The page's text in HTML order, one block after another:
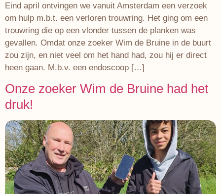
Eind april ontvingen we vanuit Amsterdam een verzoek
om hulp m.b.t. een verloren trouwring. Het ging om een
trouwring die op een vlonder tussen de planken was
gevallen. Omdat onze zoeker Wim de Bruine in de buurt
zou zijn, en niet veel om het hand had, zou hij er direct
heen gaan. M.b.v. een endoscoop […]
Onze zoeker Wim de Bruine had het
druk!